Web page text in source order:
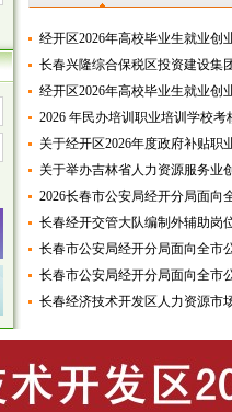
经开区2026年高校毕业生就业创
长春兴隆综合保税区投资建设集
经开区2026年高校毕业生就业创
2026 年民办培训职业培训学校考
关于经开区2026年度政府补贴职
关于举办吉林省人力资源服务业
2026长春市公安局经开分局面向
长春经开交管大队编制外辅助岗
长春市公安局经开分局面向全市
长春市公安局经开分局面向全市
长春经济技术开发区人力资源市